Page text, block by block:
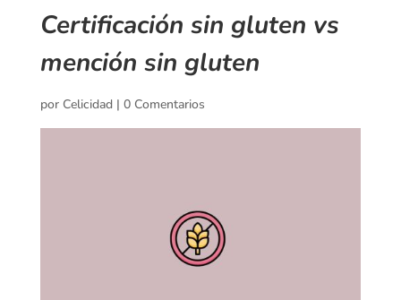
Certificación sin gluten vs
mención sin gluten
por Celicidad| 0 Comentarios